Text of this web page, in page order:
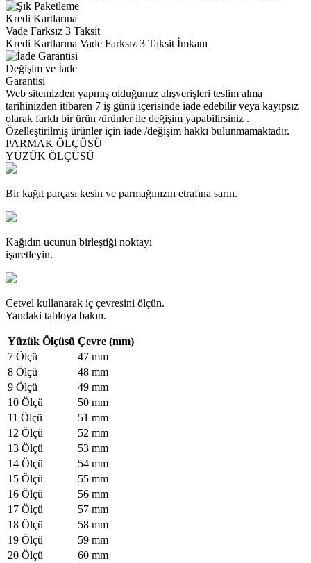
Kredi Kartlarına
Vade Farksız 3 Taksit
Kredi Kartlarına Vade Farksız 3 Taksit İmkanı
Değişim ve İade
Garantisi
Web sitemizden yapmış olduğunuz alışverişleri teslim alma
tarihinizden itibaren 7 iş günü içerisinde iade edebilir veya kayıpsız
olarak farklı bir ürün /ürünler ile değişim yapabilirsiniz .
Özelleştirilmiş ürünler için iade /değişim hakkı bulunmamaktadır.
PARMAK ÖLÇÜSÜ
YÜZÜK ÖLÇÜSÜ
Bir kağıt parçası kesin ve parmağınızın etrafına sarın.
Kağıdın ucunun birleştiği noktayı
işaretleyin.
Cetvel kullanarak iç çevresini ölçün.
Yandaki tabloya bakın.
Yüzük Ölçüsü Çevre (mm)
7 Ölçü
47 mm
8 Ölçü
48 mm
9 Ölçü
49 mm
10 Ölçü
50 mm
11 Ölçü
51 mm
12 Ölçü
52 mm
13 Ölçü
53 mm
14 Ölçü
54 mm
15 Ölçü
55 mm
16 Ölçü
56 mm
17 Ölçü
57 mm
18 Ölçü
58 mm
19 Ölçü
59 mm
20 Ölçü
60 mm